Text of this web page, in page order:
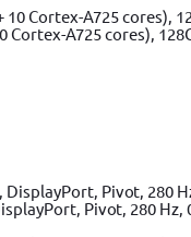
A725 cores),
Pivot, 280 Hz,
1